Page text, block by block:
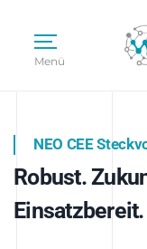
Menü
NEO CEE
Robust.
Einsatzbereit.
Intelligenz